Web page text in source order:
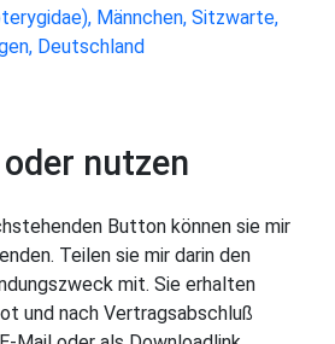
nutzen
Button können sie mir
Teilen sie mir darin den
mit. Sie erhalten
und nach Vertragsabschluß